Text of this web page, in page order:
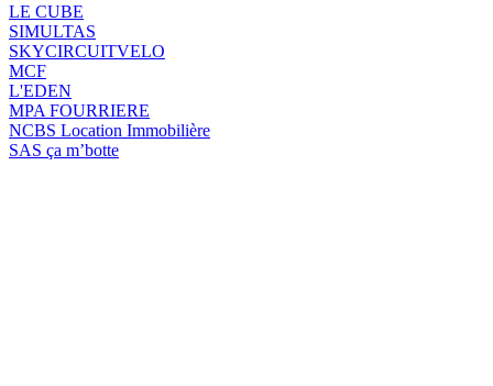
LE CUBE
SIMULTAS
SKYCIRCUITVELO
MCF
L'EDEN
MPA FOURRIERE
NCBS Location Immobilière
SAS ça m’botte